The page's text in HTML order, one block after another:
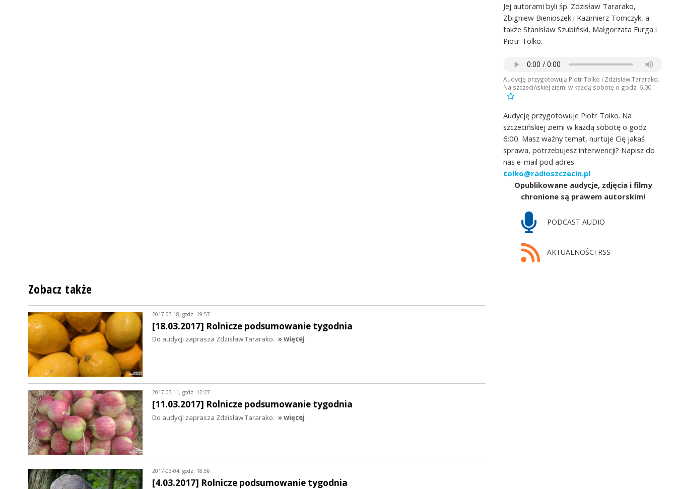
Jej autorami byli śp. Zdzisław Tararako,
Zbigniew Bienioszek i Kazimierz Tomczyk, a
także Stanisław Szubiński, Małgorzata Furga i
Piotr Tolko.
Audycję przygotowują Piotr Tolko i Zdzisław Tararako.
Na szczecińskiej ziemi w każdą sobotę o godz. 6.00.
Audycję przygotowuje Piotr Tolko. Na
szczecińskiej ziemi w każdą sobotę o godz.
6:00. Masz ważny temat, nurtuje Cię jakaś
sprawa, potrzebujesz interwencji? Napisz do
nas e-mail pod adres:
tolko@radioszczecin.pl
Opublikowane audycje, zdjęcia i filmy
chronione są prawem autorskim!
PODCAST AUDIO
AKTUALNOŚCI RSS
Zobacz także
2017-03-18, godz. 19:57
[18.03.2017] Rolnicze podsumowanie tygodnia
Do audycji zaprasza Zdzisław Tararako. » więcej
2017-03-11, godz. 12:27
[11.03.2017] Rolnicze podsumowanie tygodnia
Do audycji zaprasza Zdzisław Tararako. » więcej
2017-03-04, godz. 18:56
[4.03.2017] Rolnicze podsumowanie tygodnia